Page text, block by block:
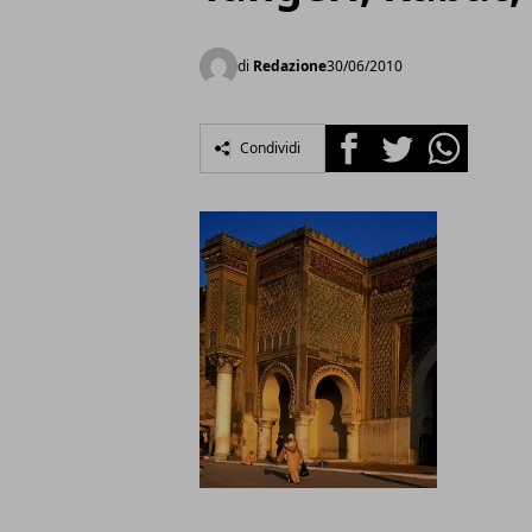
di Redazione30/06/2010
Condividi FacebookTwitterWhatsapp